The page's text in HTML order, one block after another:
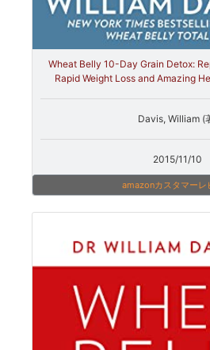
Wheat Belly 10-Day Grain Detox:
Rapid Weight Loss and Amazing
Davis, William (
2015/11/10
amazonカスタマーレ